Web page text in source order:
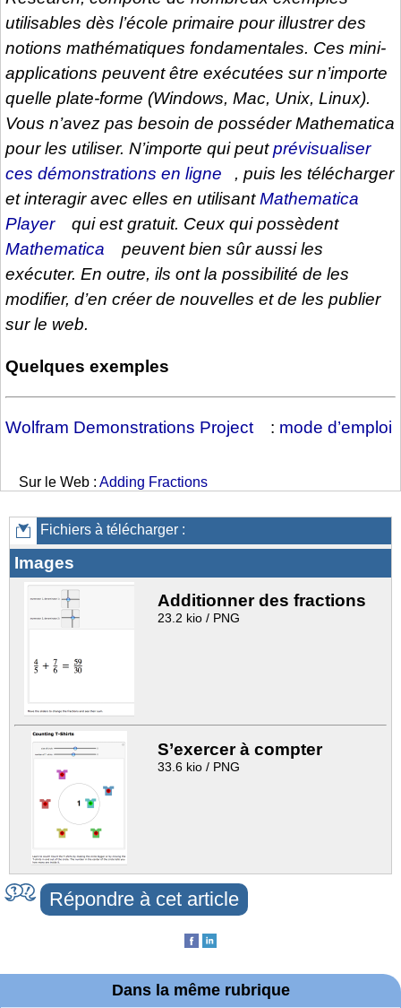
utilisables dès l’école primaire pour illustrer des
notions mathématiques fondamentales. Ces mini-
applications peuvent être exécutées sur n’importe
quelle plate-forme (Windows, Mac, Unix, Linux).
Vous n’avez pas besoin de posséderMathematica
pour les utiliser. N’importe qui peutprévisualiser
ces démonstrations en ligne
, puis les télécharger
et interagir avec elles en utilisantMathematica
Player
qui est gratuit. Ceux qui possèdent
Mathematica
peuvent bien sûr aussi les
exécuter. En outre, ils ont la possibilité de les
modifier, d’en créer de nouvelles et de les publier
sur le web.
Quelques exemples
Wolfram Demonstrations Project : mode d’emploi
Sur le Web : Adding Fractions
Fichiers à télécharger :
Images
Additionner des fractions
23.2 kio / PNG
S’exercer à compter
33.6 kio / PNG
Répondre à cet article
Dans la même rubrique